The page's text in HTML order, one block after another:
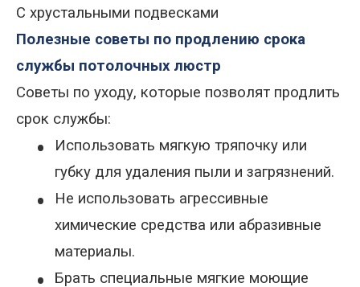
С хрустальными подвесками
Полезные советы по продлению срока
службы потолочных люстр
Советы по уходу, которые позволят продлить
срок службы:
•
Использовать мягкую тряпочку или
губку для удаления пыли и загрязнений.
•
Не использовать агрессивные
химические средства или абразивные
материалы.
Брать специальные мягкие моющие